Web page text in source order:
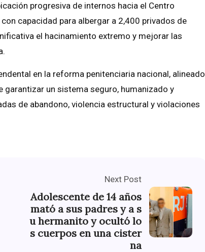
progresiva de internos hacia el Centro
capacidad para albergar a 2,400 privados de
el hacinamiento extremo y mejorar las
en la reforma penitenciaria nacional, alineado
un sistema seguro, humanizado y
de abandono, violencia estructural y violaciones
Next Post
Adolescente de 14 años
mató a sus padres y a s
u hermanito y ocultó lo
s cuerpos en una cister
na